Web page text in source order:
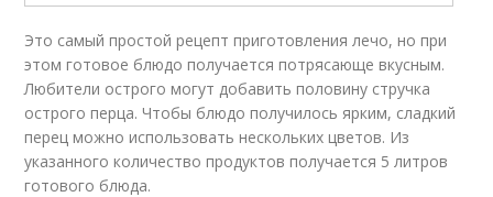
Это самый простой рецепт приготовления лечо, но при
этом готовое блюдо получается потрясающе вкусным.
Любители острого могут добавить половину стручка
острого перца. Чтобы блюдо получилось ярким, сладкий
перец можно использовать нескольких цветов. Из
указанного количество продуктов получается 5 литров
готового блюда.